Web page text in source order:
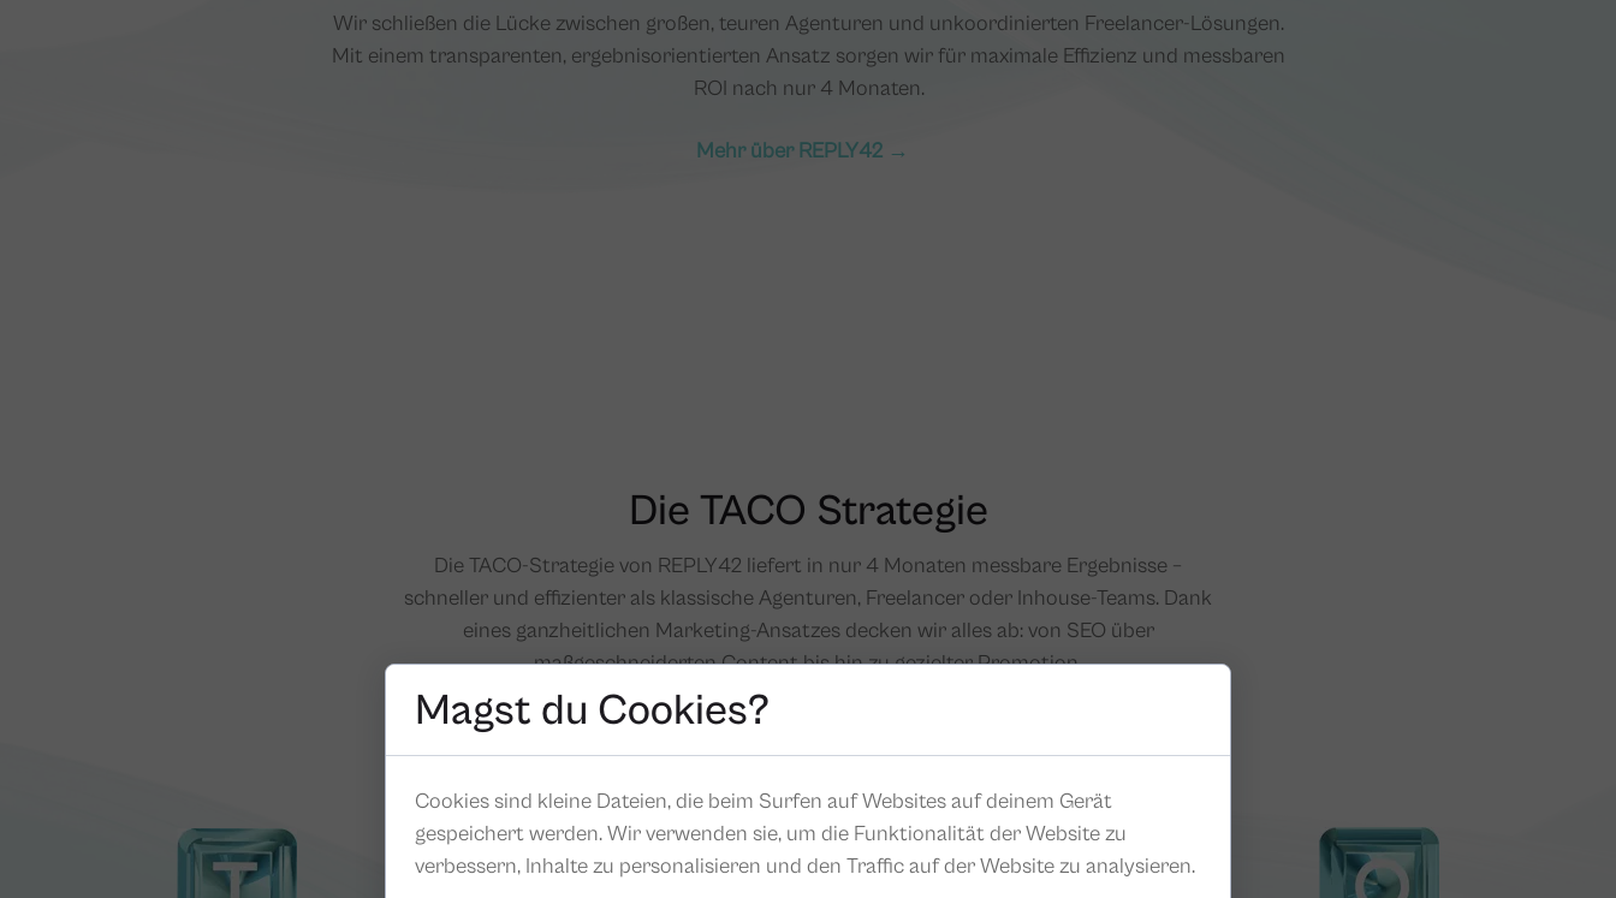
Wir schließen die Lücke zwischen großen, teuren Agenturen und unkoordinierten Freelancer-Lösungen.
Mit einem transparenten, ergebnisorientierten Ansatz sorgen wir für maximale Effizienz und messbaren
ROI nach nur 4 Monaten.
Mehr über REPLY42 →
Die TACO Strategie
Die TACO-Strategie von REPLY42 liefert in nur 4 Monaten messbare Ergebnisse –
schneller und effizienter als klassische Agenturen, Freelancer oder Inhouse-Teams. Dank
eines ganzheitlichen Marketing-Ansatzes decken wir alles ab: von SEO über
maßgeschneiderten Content bis hin zu gezielter Promotion.
Ohne teure Fixkosten, mit flexibler Anpassung und voller Transparenz. So sparst Du Zeit,
Geld und bekommst genau die Resultate, die Du suchst.
Magst du Cookies?
Cookies sind kleine Dateien, die beim Surfen auf Websites auf deinem Gerät
gespeichert werden. Wir verwenden sie, um die Funktionalität der Website zu
verbessern, Inhalte zu personalisieren und den Traffic auf der Website zu analysieren.